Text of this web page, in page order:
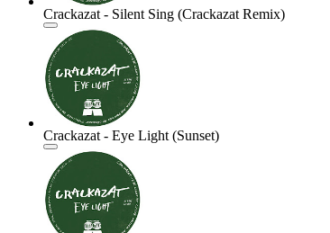
Crackazat - Silent Sing (Crackazat Remix)
Crackazat - Eye Light (Sunset)